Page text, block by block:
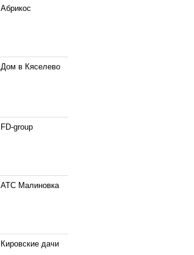
Абрикос
Дом в Кяселево
FD-group
АТС Малиновка
Кировские дачи